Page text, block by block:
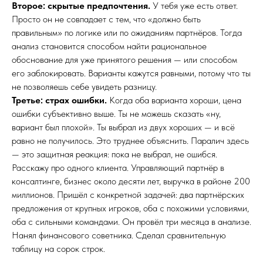
Второе: скрытые предпочтения. У тебя уже есть ответ.
Просто он не совпадает с тем, что «должно быть
правильным» по логике или по ожиданиям партнёров. Тогда
анализ становится способом найти рациональное
обоснование для уже принятого решения — или способом
его заблокировать. Варианты кажутся равными, потому что ты
не позволяешь себе увидеть разницу.
Третье: страх ошибки. Когда оба варианта хороши, цена
ошибки субъективно выше. Ты не можешь сказать «ну,
вариант был плохой». Ты выбрал из двух хороших — и всё
равно не получилось. Это труднее объяснить. Паралич здесь
— это защитная реакция: пока не выбрал, не ошибся.
Расскажу про одного клиента. Управляющий партнёр в
консалтинге, бизнес около десяти лет, выручка в районе 200
миллионов. Пришёл с конкретной задачей: два партнёрских
предложения от крупных игроков, оба с похожими условиями,
оба с сильными командами. Он провёл три месяца в анализе.
Нанял финансового советника. Сделал сравнительную
таблицу на сорок строк.